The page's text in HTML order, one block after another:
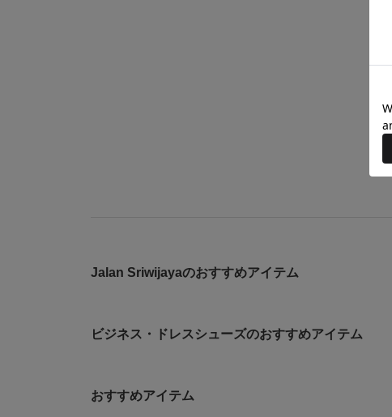
Jalan Sriwijayaのおすすめアイテム
ビジネス・ドレスシューズのおすすめアイテム
おすすめアイテム